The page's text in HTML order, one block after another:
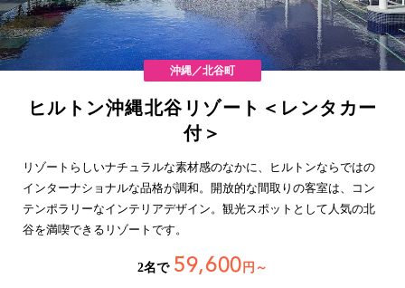
沖縄／北谷町
ヒルトン沖縄北谷リゾート＜レンタカー
付＞
リゾートらしいナチュラルな素材感のなかに、ヒルトンならではの
インターナショナルな品格が調和。開放的な間取りの客室は、コン
テンポラリーなインテリアデザイン。観光スポットとして人気の北
谷を満喫できるリゾートです。
2名で 59,600 円～